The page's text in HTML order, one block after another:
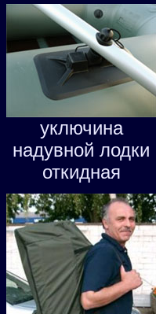
уключина
надувной лодки
откидная